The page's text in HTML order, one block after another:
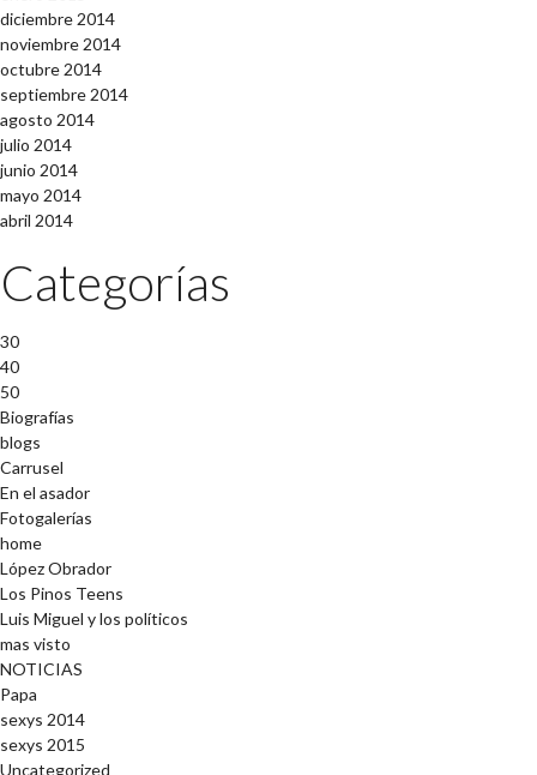
diciembre 2014
noviembre 2014
octubre 2014
septiembre 2014
agosto 2014
julio 2014
junio 2014
mayo 2014
abril 2014
Categorías
30
40
50
Biografías
blogs
Carrusel
En el asador
Fotogalerías
home
López Obrador
Los Pinos Teens
Luis Miguel y los políticos
mas visto
NOTICIAS
Papa
sexys 2014
sexys 2015
Uncategorized